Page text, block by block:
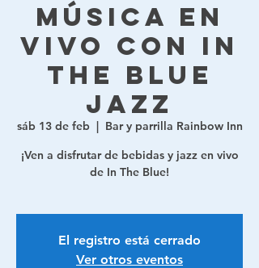
Música en
vivo con In
The Blue
Jazz
sáb 13 de feb
  |
Bar y parrilla Rainbow Inn
¡Ven a disfrutar de bebidas y jazz en vivo
de In The Blue!
El registro está cerrado
Ver otros eventos